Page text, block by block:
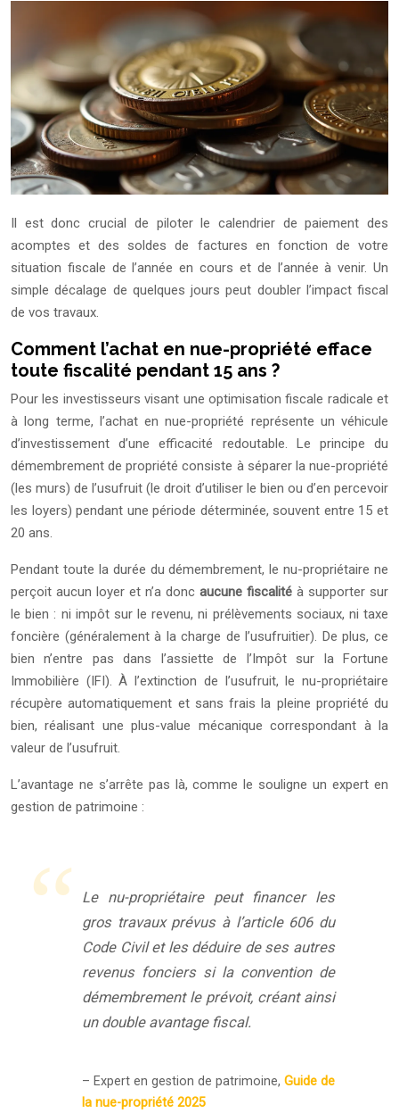
Il est donc crucial de piloter le calendrier de paiement des
acomptes et des soldes de factures en fonction de votre
situation fiscale de l’année en cours et de l’année à venir. Un
simple décalage de quelques jours peut doubler l’impact fiscal
de vos travaux.
Comment l’achat en nue-propriété efface
toute fiscalité pendant 15 ans ?
Pour les investisseurs visant une optimisation fiscale radicale et
à long terme, l’achat en nue-propriété représente un véhicule
d’investissement d’une efficacité redoutable. Le principe du
démembrement de propriété consiste à séparer la nue-propriété
(les murs) de l’usufruit (le droit d’utiliser le bien ou d’en percevoir
les loyers) pendant une période déterminée, souvent entre 15 et
20 ans.
Pendant toute la durée du démembrement, le nu-propriétaire ne
perçoit aucun loyer et n’a donc aucune fiscalité à supporter sur
le bien : ni impôt sur le revenu, ni prélèvements sociaux, ni taxe
foncière (généralement à la charge de l’usufruitier). De plus, ce
bien n’entre pas dans l’assiette de l’Impôt sur la Fortune
Immobilière (IFI). À l’extinction de l’usufruit, le nu-propriétaire
récupère automatiquement et sans frais la pleine propriété du
bien, réalisant une plus-value mécanique correspondant à la
valeur de l’usufruit.
L’avantage ne s’arrête pas là, comme le souligne un expert en
gestion de patrimoine :
Le nu-propriétaire peut financer les
gros travaux prévus à l’article 606 du
Code Civil et les déduire de ses autres
revenus fonciers si la convention de
démembrement le prévoit, créant ainsi
un double avantage fiscal.
– Expert en gestion de patrimoine, Guide de
la nue-propriété 2025